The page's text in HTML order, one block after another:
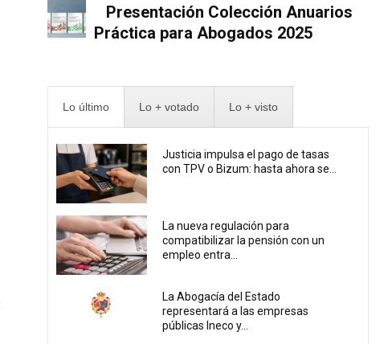
Presentación Colección Anuarios
Práctica para Abogados 2025
Lo último Lo + votado Lo + visto
Justicia impulsa el pago de tasas
con TPV o Bizum: hasta ahora se...
La nueva regulación para
compatibilizar la pensión con un
empleo entra...
La Abogacía del Estado
representará a las empresas
públicas Ineco y...